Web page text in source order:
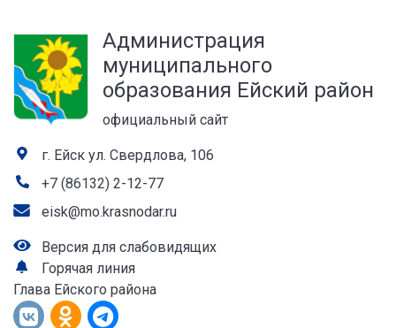
Администрация
муниципального
образования Ейский район
официальный сайт
г. Ейск ул. Свердлова, 106
+7 (86132) 2-12-77
eisk@mo.krasnodar.ru
Версия для слабовидящих
Горячая линия
Глава Ейского района